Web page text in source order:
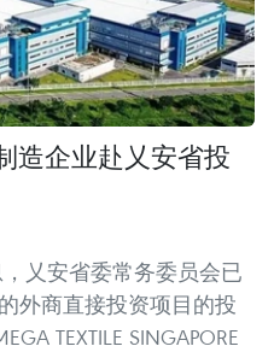
造企业赴乂安省投
乂安省委常务委员会已
外商直接投资项目的投
TEXTILE SINGAPORE